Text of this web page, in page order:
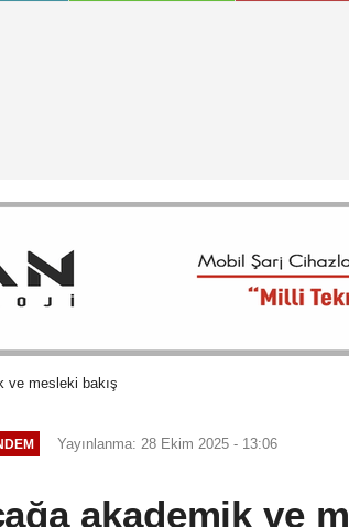
ve mesleki bakış
Yayınlanma: 28 Ekim 2025 - 13:06
akademik ve